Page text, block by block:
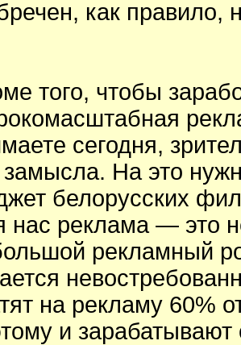
как правило,
того, чтобы
сегодня,
замысла. На это
белорусских
нас реклама — это
рекламный
на рекламу 60%
и зарабатывают